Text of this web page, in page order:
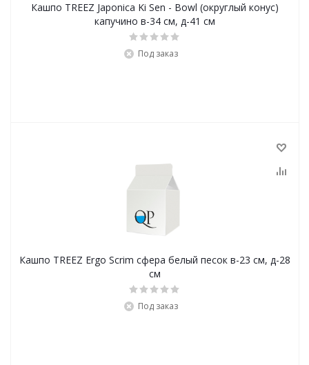
Кашпо TREEZ Japonica Ki Sen - Bowl (округлый конус)
капучино в-34 см, д-41 см
Под заказ
Кашпо TREEZ Ergo Scrim сфера белый песок в-23 см, д-28
см
Под заказ